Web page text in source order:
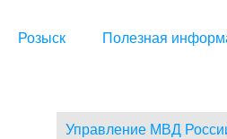
Розыск Полезная
Управление МВД